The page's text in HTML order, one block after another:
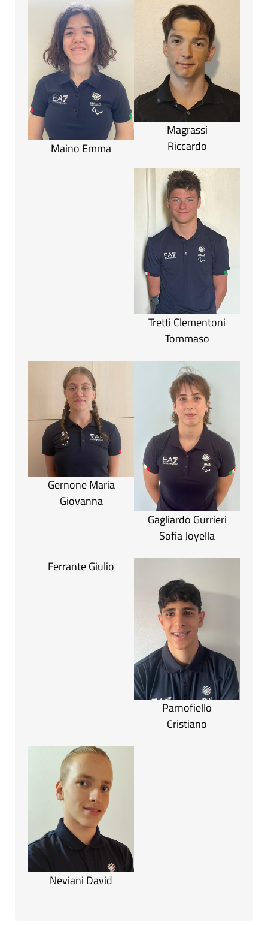
Maino Emma
Magrassi
Riccardo
Tretti Clementoni
Tommaso
Gernone Maria
Giovanna
Gagliardo Gurrieri
Sofia Joyella
Ferrante Giulio
Parnofiello
Cristiano
Neviani David